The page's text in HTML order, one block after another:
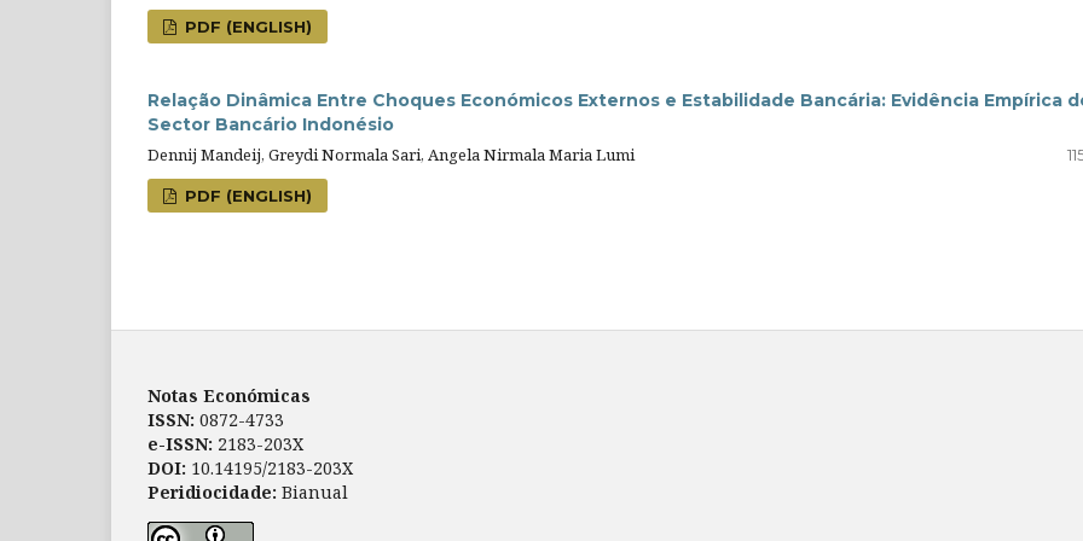
PDF (ENGLISH)
Relação Dinâmica Entre Choques Económicos Externos e Estabilidade Bancária: Evidência Empírica
Sector Bancário Indonésio
Dennij Mandeij, Greydi Normala Sari, Angela Nirmala Maria Lumi
PDF (ENGLISH)
Notas Económicas
ISSN: 0872-4733
e-ISSN: 2183-203X
DOI: 10.14195/2183-203X
Peridiocidade: Bianual